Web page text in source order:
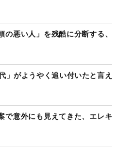
の悪い人」を残酷に分断する、
」がようやく追い付いたと言え
で意外にも見えてきた、エレキ